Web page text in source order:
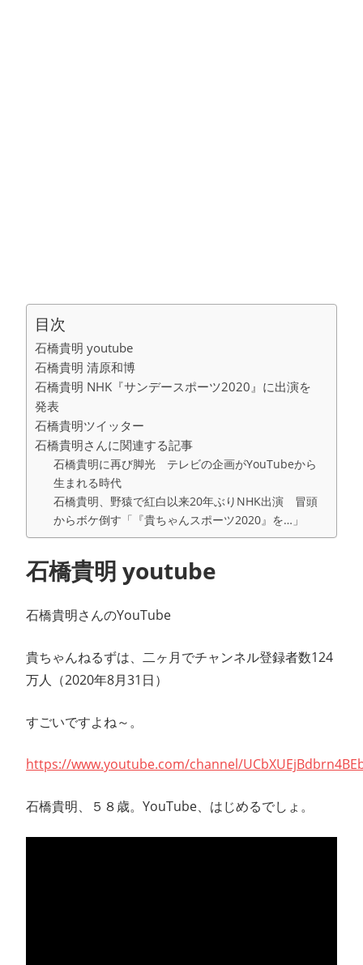
目次
石橋貴明 youtube
石橋貴明 清原和博
石橋貴明 NHK『サンデースポーツ2020』に出演を
発表
石橋貴明ツイッター
石橋貴明さんに関連する記事
石橋貴明に再び脚光 テレビの企画がYouTubeから
生まれる時代
石橋貴明、野猿で紅白以来20年ぶりNHK出演 冒頭
からボケ倒す「『貴ちゃんスポーツ2020』を…」
石橋貴明 youtube
石橋貴明さんのYouTube
貴ちゃんねるずは、二ヶ月でチャンネル登録者数124
万人（2020年8月31日）
すごいですよね～。
https://www.youtube.com/channel/
石橋貴明、５８歳。YouTube、はじめるでしょ。